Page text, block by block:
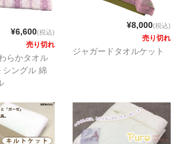
¥6,600(税込)
売り切れ
らかタオル
シングル 綿
¥8,000(税込)
売り切れ
ジャガードタオルケット